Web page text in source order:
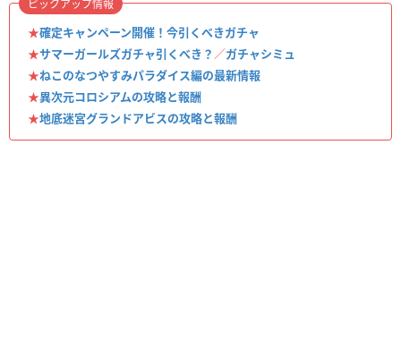
★確定キャンペーン開催！今引くべきガチャ
★サマーガールズガチャ引くべき？ ／ガチャシミュ
★ねこのなつやすみパラダイス編の最新情報
★異次元コロシアムの攻略と報酬
★地底迷宮グランドアビスの攻略と報酬
ピックアップ情報